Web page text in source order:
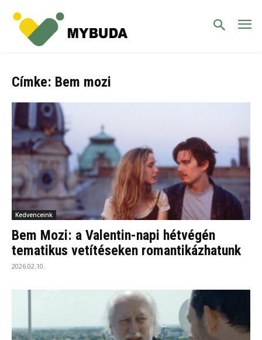
Címke: Bem mozi
Kedvenceink
Bem Mozi: a Valentin-napi hétvégén
tematikus vetítéseken romantikázhatunk
2026.02.10.